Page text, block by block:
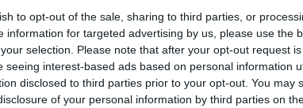
to opt-out of the sale, sharing to third parties, or
information for targeted advertising by us, please use the
selection. Please note that after your opt-out request
seeing interest-based ads based on personal information
disclosed to third parties prior to your opt-out. You may
of your personal information by third parties on